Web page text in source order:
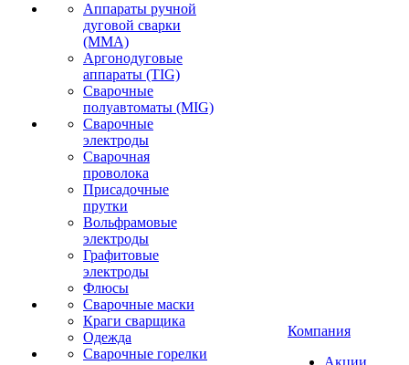
Аппараты ручной
дуговой сварки
(MMA)
Аргонодуговые
аппараты (TIG)
Сварочные
полуавтоматы (MIG)
Сварочные
электроды
Сварочная
проволока
Присадочные
прутки
Вольфрамовые
электроды
Графитовые
электроды
Флюсы
Сварочные маски
Краги сварщика
Одежда
Сварочные горелки
Компания
Акции